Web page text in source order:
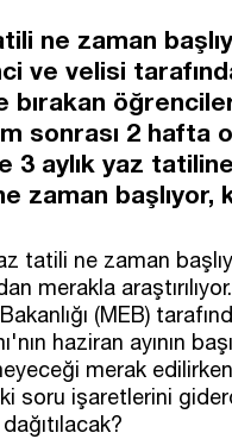
ne zaman
ve velisi
bırakan
sonrası 2
3 aylık yaz
zaman başlıyor,
tatili ne zaman
merakla
(MEB)
haziran ayının
merak
soru işaretlerini